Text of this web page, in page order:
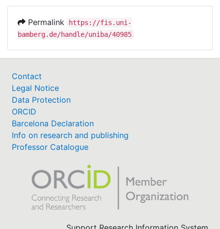
Permalink
https://fis.uni-
bamberg.de/handle/uniba/40985
Contact
Legal Notice
Data Protection
ORCID
Barcelona Declaration
Info on research and publishing
Professor Catalogue